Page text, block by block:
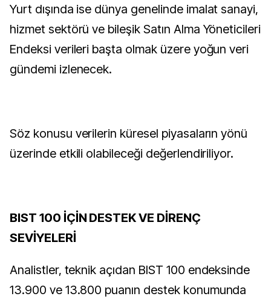
Yurt dışında ise dünya genelinde imalat sanayi,
hizmet sektörü ve bileşik Satın Alma Yöneticileri
Endeksi verileri başta olmak üzere yoğun veri
gündemi izlenecek.
Söz konusu verilerin küresel piyasaların yönü
üzerinde etkili olabileceği değerlendiriliyor.
BIST 100 İÇİN DESTEK VE DİRENÇ
SEVİYELERİ
Analistler, teknik açıdan BIST 100 endeksinde
13.900 ve 13.800 puanın destek konumunda